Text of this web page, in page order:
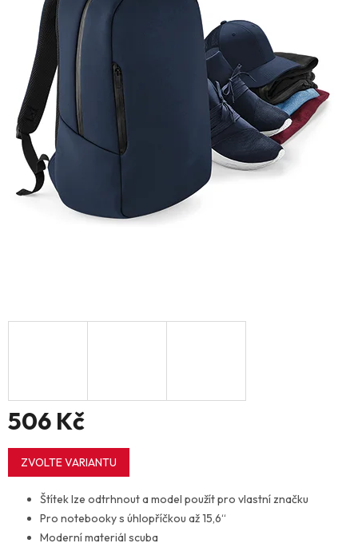
506 Kč
Měrná
cena:
ZVOLTE VARIANTU
Štítek lze odtrhnout a model použít pro vlastní značku
Pro notebooky s úhlopříčkou až 15,6“
Moderní materiál scuba